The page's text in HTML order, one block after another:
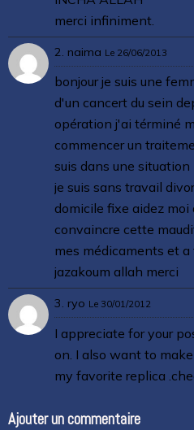
merci infiniment.
2. naima Le 26/06/2013
bonjour je suis une
d'un cancert du sein
opération j'ai términé
commencer un
suis dans une
je suis sans travail
domicile fixe aidez moi
convaincre cette
mes médicaments et
jazakoum allah merci
3. ryo Le 30/01/2012
I appreciate for your
on. I also want to
my favorite replica .
Ajouter un commentaire